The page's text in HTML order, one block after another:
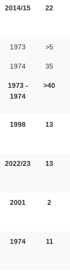
2014/15 22
1973
1974
1973 -
1974
>5
35
>40
1998 13
2022/23 13
2001 2
1974 11